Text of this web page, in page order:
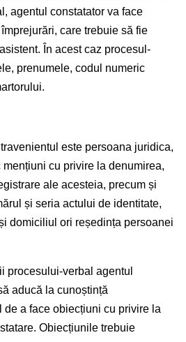
agentul constatator va face
care trebuie să fie
În acest caz procesul-
prenumele, codul numeric
este persoana juridica,
cu privire la denumirea,
ale acesteia, precum și
și seria actului de identitate,
domiciliul ori reședința persoanei
procesului-verbal agentul
aducă la cunoștință
a face obiecțiuni cu privire la
Obiecțiunile trebuie